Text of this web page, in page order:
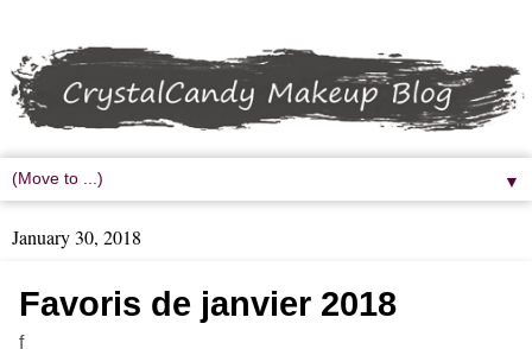
▼
January 30, 2018
Favoris de janvier 2018
f